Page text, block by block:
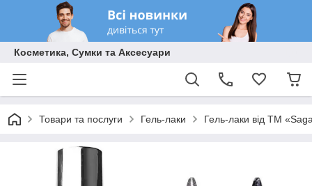
Косметика, Сумки та Аксесуари
Товари та послуги Гель-лаки Гель-лаки від ТМ